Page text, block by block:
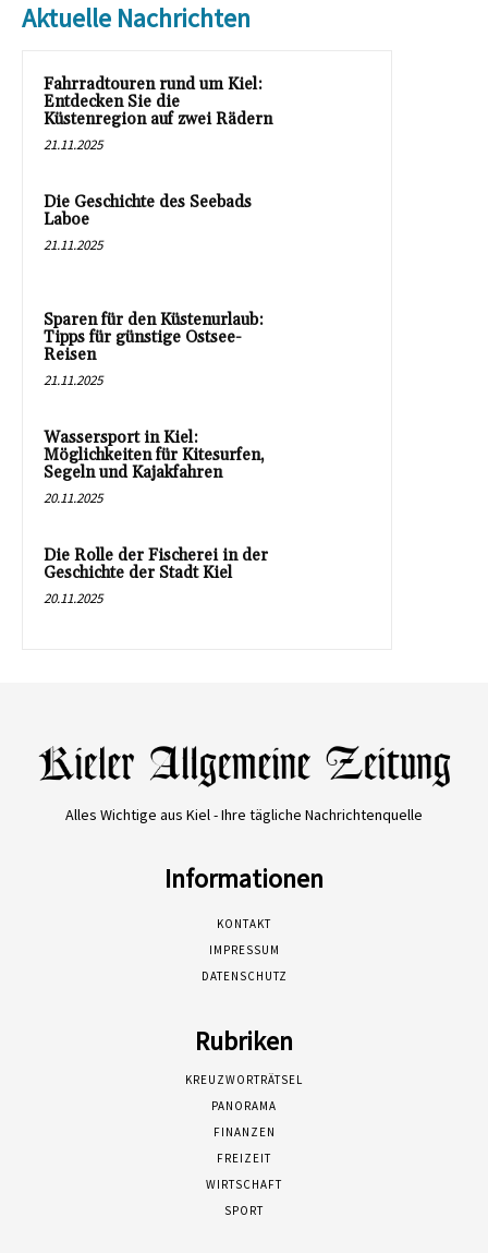
Aktuelle Nachrichten
Fahrradtouren rund um Kiel:
Entdecken Sie die
Küstenregion auf zwei Rädern
21.11.2025
Die Geschichte des Seebads
Laboe
21.11.2025
Sparen für den Küstenurlaub:
Tipps für günstige Ostsee-
Reisen
21.11.2025
Wassersport in Kiel:
Möglichkeiten für Kitesurfen,
Segeln und Kajakfahren
20.11.2025
Die Rolle der Fischerei in der
Geschichte der Stadt Kiel
20.11.2025
Alles Wichtige aus Kiel - Ihre tägliche Nachrichtenquelle
Informationen
KONTAKT
IMPRESSUM
DATENSCHUTZ
Rubriken
KREUZWORTRÄTSEL
PANORAMA
FINANZEN
FREIZEIT
WIRTSCHAFT
SPORT